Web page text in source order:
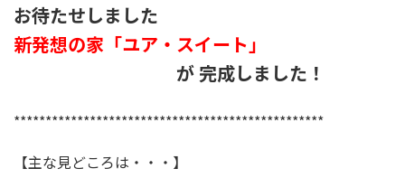
お待たせしました
新発想の家「ユア・スイート」
が 完成しました！
*************************************************
【主な見どころは・・・】